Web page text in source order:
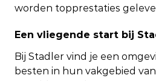
worden topprestaties
Een vliegende start bij
Bij Stadler vind je een
besten in hun vakgebied